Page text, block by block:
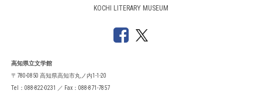
KOCHI LITERARY MUSEUM
高知県立文学館
〒780-0850 高知県高知市丸ノ内1-1-20
Tel：088-822-0231 ／ Fax：088-871-7857